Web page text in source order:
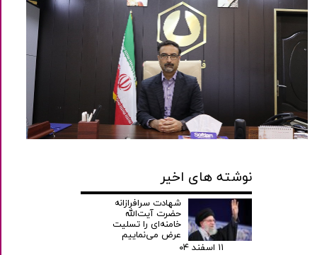
نوشته های اخیر
شهادت سرافرازانه
حضرت آیت‌الله
خامنه‌ای را تسلیت
عرض می‌نماییم
۱۱ اسفند ۰۴